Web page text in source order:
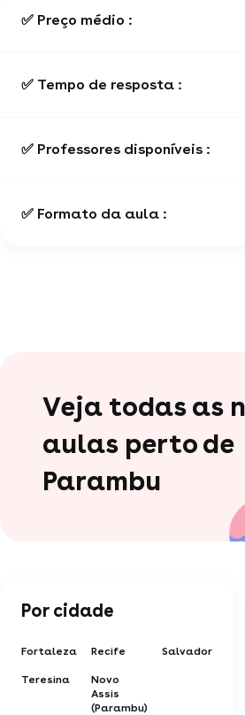
✅ Preço médio :
✅ Tempo de resposta :
✅ Professores disponíveis :
✅ Formato da aula :
Veja todas as
aulas perto de
Parambu
Por cidade
Fortaleza Recife Salvador
Teresina
Novo
Assis
(Parambu)